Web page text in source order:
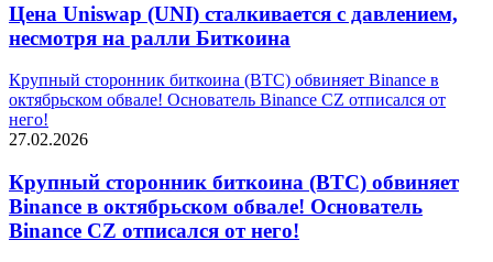
Цена Uniswap (UNI) сталкивается с давлением,
несмотря на ралли Биткоина
Крупный сторонник биткоина (BTC) обвиняет Binance в
октябрьском обвале! Основатель Binance CZ отписался от
него!
27.02.2026
Крупный сторонник биткоина (BTC) обвиняет
Binance в октябрьском обвале! Основатель
Binance CZ отписался от него!